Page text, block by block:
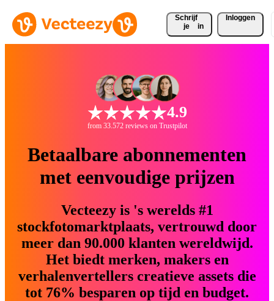
Schrijf
je
in
Inloggen
4.9
from 33.572 reviews on Trustpilot
Betaalbare abonnementen
met eenvoudige prijzen
Vecteezy is 's werelds #1
stockfotomarktplaats, vertrouwd door
meer dan 90.000 klanten wereldwijd.
Het biedt merken, makers en
verhalenvertellers creatieve assets die
tot 76% besparen op tijd en budget.